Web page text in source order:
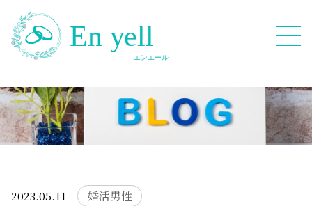
082-909-2380
2023.05.11 婚活男性